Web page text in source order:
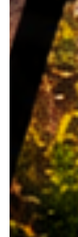
Samedi
29
Dimanche
30
Lundi
31
SEPTEMBRE 2026